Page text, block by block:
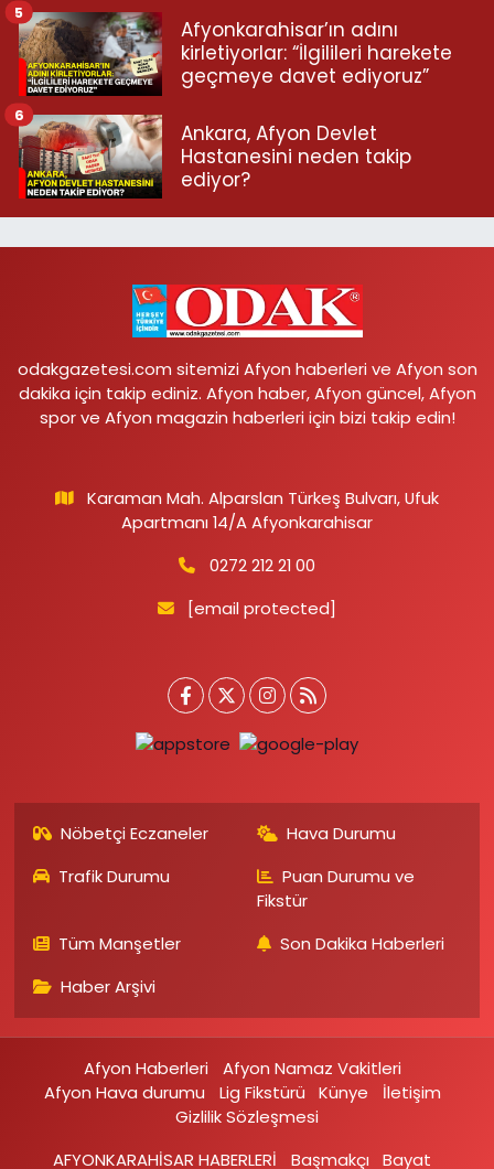
Afyonkarahisar’ın adını
kirletiyorlar: “İlgilileri harekete
geçmeye davet ediyoruz”
5
Ankara, Afyon Devlet
Hastanesini neden takip
ediyor?
6
odakgazetesi.com sitemizi Afyon haberleri ve Afyon son
dakika için takip ediniz. Afyon haber, Afyon güncel, Afyon
spor ve Afyon magazin haberleri için bizi takip edin!
Karaman Mah. Alparslan Türkeş Bulvarı, Ufuk
Apartmanı 14/A Afyonkarahisar
0272 212 21 00
[email protected]
Nöbetçi Eczaneler
Hava Durumu
Trafik Durumu
Puan Durumu ve
Fikstür
Tüm Manşetler
Son Dakika Haberleri
Haber Arşivi
Afyon Haberleri
Afyon Namaz Vakitleri
Afyon Hava durumu
Lig Fikstürü Künye
İletişim
Gizlilik Sözleşmesi
AFYONKARAHİSAR HABERLERİ
Başmakçı Bayat